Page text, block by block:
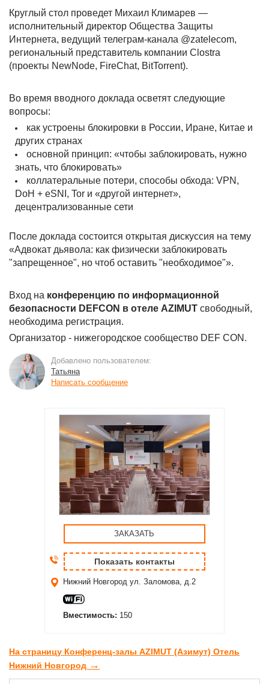
Круглый стол проведет Михаил Климарев —
исполнительный директор Общества Защиты
Интернета, ведущий телеграм-канала @zatelecom,
региональный представитель компании Clostra
(проекты NewNode, FireChat, BitTorrent).
Во время вводного доклада осветят следующие
вопросы:
как устроены блокировки в России, Иране, Китае и
других странах
основной принцип: «чтобы заблокировать, нужно
знать, что блокировать»
коллатеральные потери, способы обхода: VPN,
DoH + eSNI, Tor и «другой интернет»,
децентрализованные сети
После доклада состоится открытая дискуссия на тему
«Адвокат дьявола: как физически заблокировать
"запрещенное", но чтоб оставить "необходимое"».
Вход на конференцию по информационной
безопасности DEFCON в отеле AZIMUT свободный,
необходима регистрация.
Организатор - нижегородское сообщество DEF CON.
Добавлено пользователем:
Татьяна
Написать сообщение
ЗАКАЗАТЬ
Показать контакты
Нижний Новгород ул. Заломова, д.2
Вместимость: 150
На страницу Конференц-залы AZIMUT (Азимут) Отель
Нижний Новгород →